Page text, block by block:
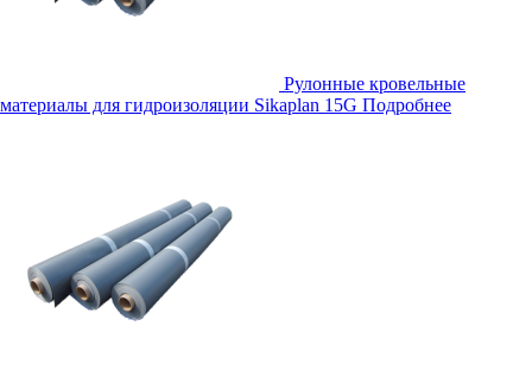
Рулонные кровельные
материалы для гидроизоляции Sikaplan 15G Подробнее